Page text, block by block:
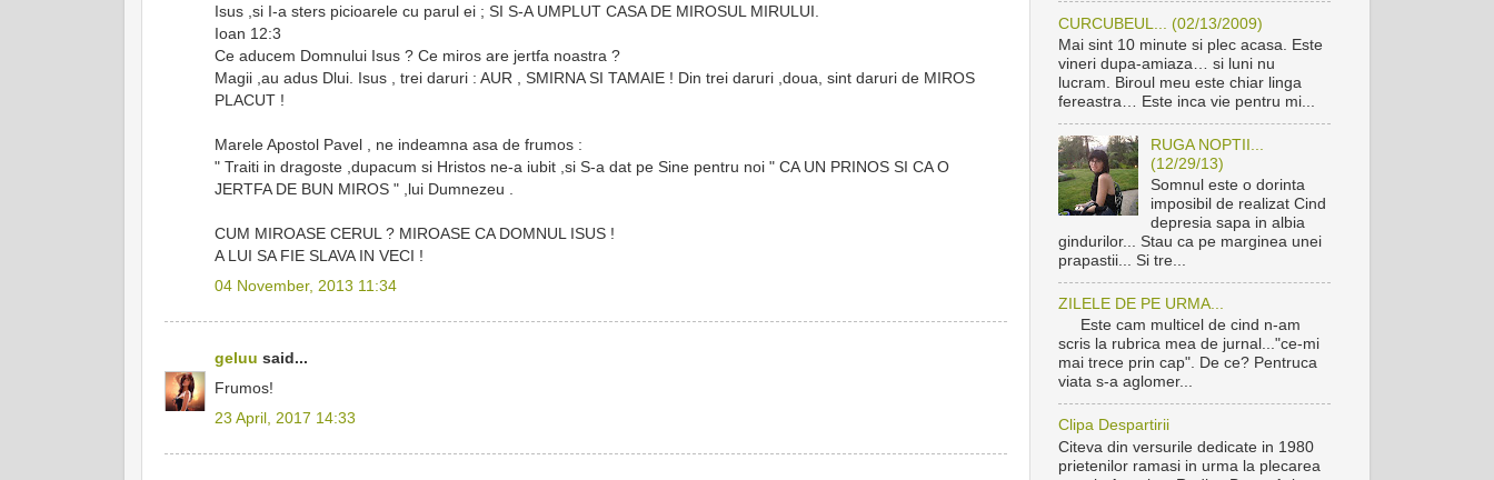
Isus ,si I-a sters picioarele cu parul ei ; SI S-A UMPLUT CASA DE MIROSUL MIRULUI.
Ioan 12:3
Ce aducem Domnului Isus ? Ce miros are jertfa noastra ?
Magii ,au adus Dlui. Isus , trei daruri : AUR , SMIRNA SI TAMAIE ! Din trei daruri ,doua, sint daruri de MIROS
PLACUT !
Marele Apostol Pavel , ne indeamna asa de frumos :
" Traiti in dragoste ,dupacum si Hristos ne-a iubit ,si S-a dat pe Sine pentru noi " CA UN PRINOS SI CA O
JERTFA DE BUN MIROS " ,lui Dumnezeu .
CUM MIROASE CERUL ? MIROASE CA DOMNUL ISUS !
A LUI SA FIE SLAVA IN VECI !
04 November, 2013 11:34
geluu said...
Frumos!
23 April, 2017 14:33
CURCUBEUL... (02/13/2009)
Mai sint 10 minute si plec acasa. Este
vineri dupa-amiaza… si luni nu
lucram. Biroul meu este chiar linga
fereastra… Este inca vie pentru mi...
RUGA NOPTII...
(12/29/13)
Somnul este o dorinta
imposibil de realizat Cind
depresia sapa in albia
gindurilor... Stau ca pe marginea unei
prapastii... Si tre...
ZILELE DE PE URMA...
Este cam multicel de cind n-am
scris la rubrica mea de jurnal..."ce-mi
mai trece prin cap". De ce? Pentruca
viata s-a aglomer...
Clipa Despartirii
Citeva din versurile dedicate in 1980
prietenilor ramasi in urma la plecarea